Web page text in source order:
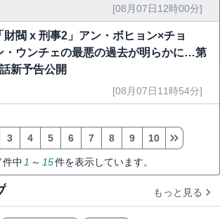
[08月07日12時00分]
財閥 x 刑事2」アン・ボヒョン×チョ
・ウンチェの最悪の過去が明らかに…第
新予告公開
[08月07日11時54分]
件中 1 ～ 15件を表示しています。
3 4 5 6 7 8 9 10
もっと見る